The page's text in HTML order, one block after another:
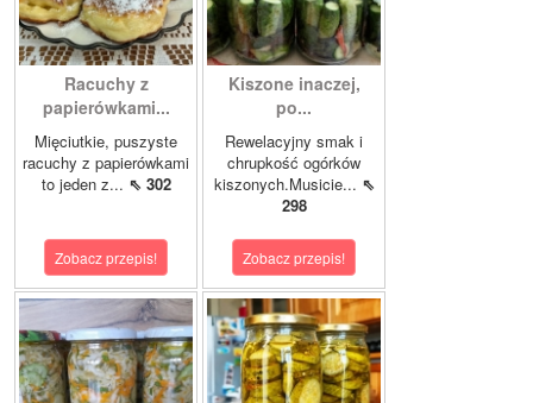
Racuchy z
papierówkami...
Mięciutkie, puszyste
racuchy z papierówkami
to jeden z... ⇖ 302
Zobacz przepis!
Kiszone inaczej,
po...
Rewelacyjny smak i
chrupkość ogórków
kiszonych.Musicie... ⇖
298
Zobacz przepis!